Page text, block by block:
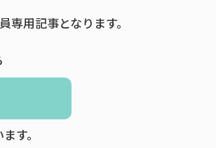
用記事となります。
す。